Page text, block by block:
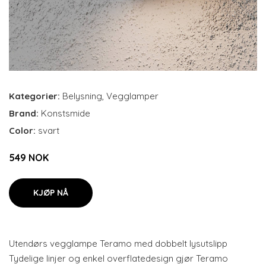
Kategorier: Belysning, Vegglamper
Brand: Konstsmide
Color: svart
549 NOK
KJØP NÅ
Utendørs vegglampe Teramo med dobbelt lysutslipp
Tydelige linjer og enkel overflatedesign gjør Teramo